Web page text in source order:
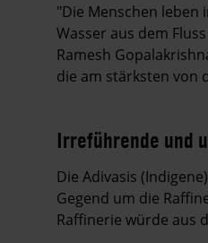
"Die Menschen leben
Wasser aus dem
Ramesh
die am stärksten von
Irreführende und
Die Adivasis
Gegend um die
Raffinerie würde aus